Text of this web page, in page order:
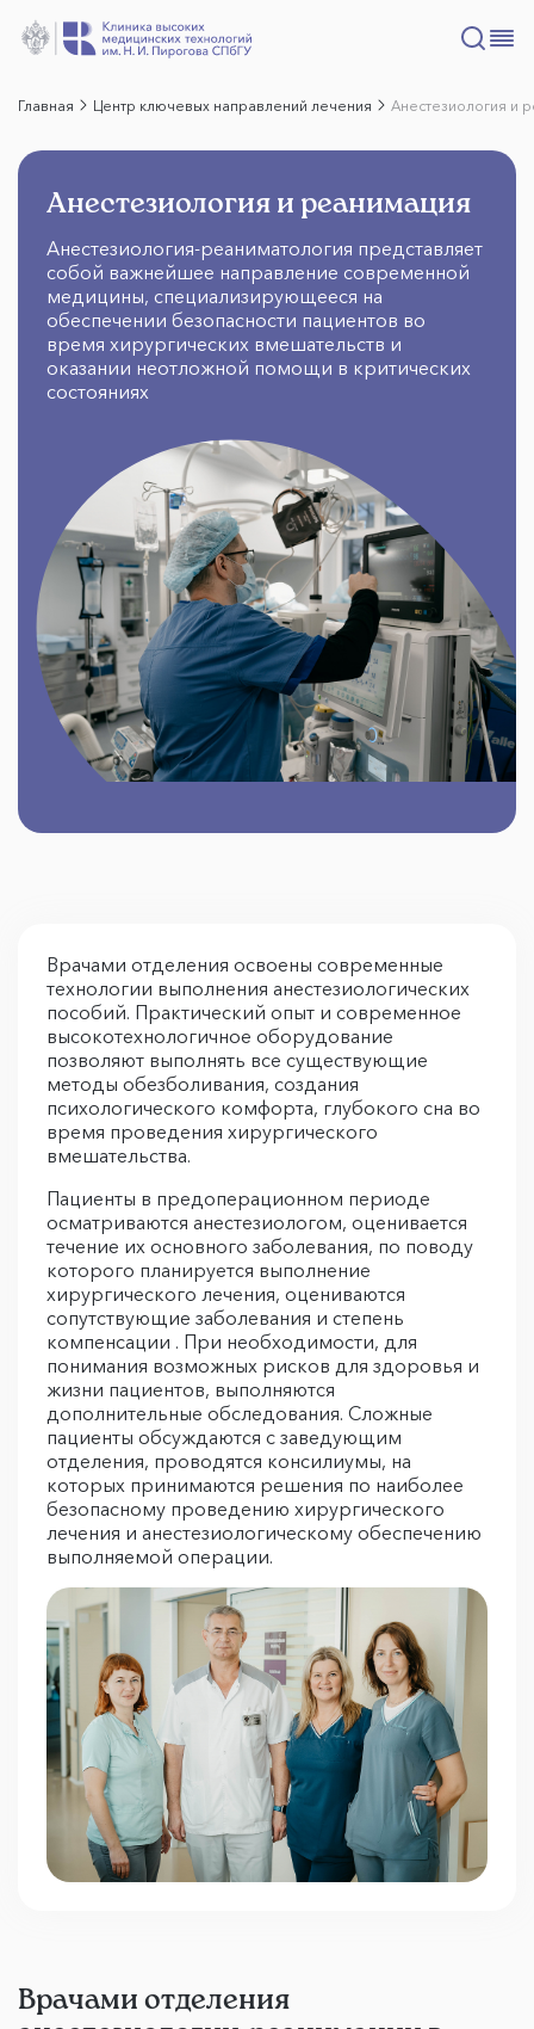
Главная Центр ключевых направлений лечения Анестезиология и
Анестезиология и реанимация
Анестезиология-реаниматология представляет
собой важнейшее направление современной
медицины, специализирующееся на
обеспечении безопасности пациентов во
время хирургических вмешательств и
оказании неотложной помощи в критических
состояниях
Врачами отделения освоены современные
технологии выполнения анестезиологических
пособий. Практический опыт и современное
высокотехнологичное оборудование
позволяют выполнять все существующие
методы обезболивания, создания
психологического комфорта, глубокого сна во
время проведения хирургического
вмешательства.
Пациенты в предоперационном периоде
осматриваются анестезиологом, оценивается
течение их основного заболевания, по поводу
которого планируется выполнение
хирургического лечения, оцениваются
сопутствующие заболевания и степень
компенсации . При необходимости, для
понимания возможных рисков для здоровья и
жизни пациентов, выполняются
дополнительные обследования. Сложные
пациенты обсуждаются с заведующим
отделения, проводятся консилиумы, на
которых принимаются решения по наиболее
безопасному проведению хирургического
лечения и анестезиологическому обеспечению
выполняемой операции.
Врачами отделения